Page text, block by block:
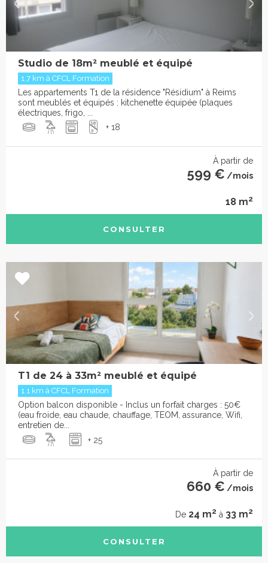
Studio de 18m² meublé et équipé
1.7 km à CFCL Formation
Les appartements T1 de la résidence "Résidium" à Reims
sont meublés et équipés : kitchenette équipée (plaques
électriques, frigo, ...
+ 18
À partir de
599 € /mois
18 m2
CONSULTER
T1 de 24 à 33m² meublé et équipé
1.1 km à CFCL Formation
Option balcon disponible - Inclus un forfait charges : 50€
(eau froide, eau chaude, chauffage, TEOM, assurance, Wifi,
entretien de...
+ 25
À partir de
660 € /mois
De 24 m2 à 33 m2
CONSULTER